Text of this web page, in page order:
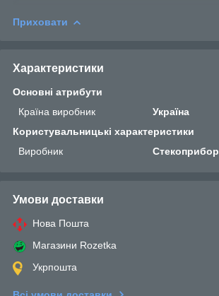
Приховати
Характеристики
Основні атрибути
Країна виробник
Україна
Користувальницькі характеристики
Виробник
Стекоприбор
Умови доставки
Нова Пошта
Магазини Rozetka
Укрпошта